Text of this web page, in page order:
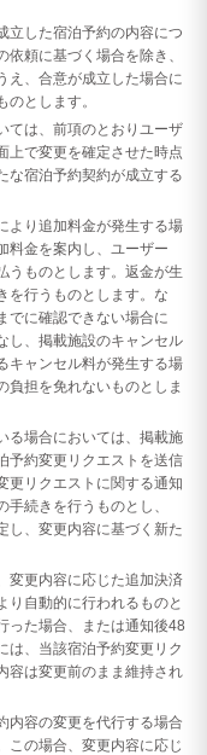
立した宿泊予約の内容につ
頼に基づく場合を除き、
え、合意が成立した場合に
とします。
ては、前項のとおりユーザ
上で変更を確定させた時点
な宿泊予約契約が成立する
より追加料金が発生する場
料金を案内し、ユーザー
うものとします。返金が生
を行うものとします。な
でに確認できない場合に
し、掲載施設のキャンセル
キャンセル料が発生する場
負担を免れないものとしま
る場合においては、掲載施
予約変更リクエストを送信
更リクエストに関する通知
続きを行うものとし、
し、変更内容に基づく新た
変更内容に応じた追加決済
り自動的に行われるものと
った場合、または通知後48
は、当該宿泊予約変更リク
容は変更前のまま維持され
内容の変更を代行する場合
この場合、変更内容に応じ